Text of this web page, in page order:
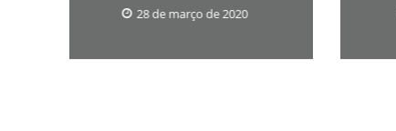
28 de março de 2020